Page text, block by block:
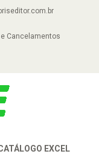
Cancelamentos
EXCEL